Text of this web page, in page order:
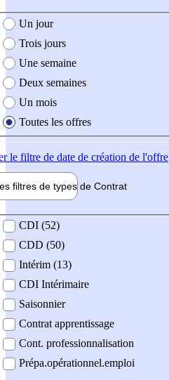
création de l'offre
Un jour
Trois jours
Une semaine
Deux semaines
Un mois
Toutes les offres
le filtre de date de création de l'offre
filtres de types de Contrat
contrat
CDI (52)
CDD (50)
Intérim (13)
CDI Intérimaire
Saisonnier
Contrat apprentissage
Cont. professionnalisation
Prépa.opérationnel.emploi